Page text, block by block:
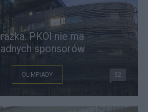
PKOl nie ma
sponsorów
OLIMPIADY 32